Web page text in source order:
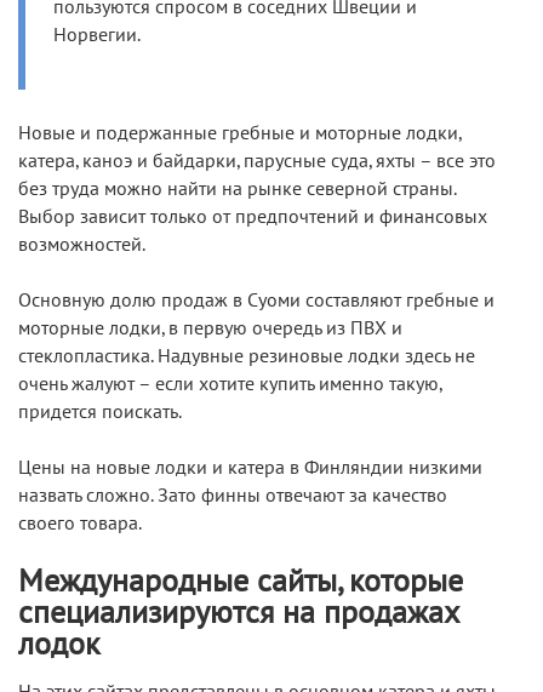
пользуются спросом в соседних Швеции и
Норвегии.
Новые и подержанные гребные и моторные лодки,
катера, каноэ и байдарки, парусные суда, яхты – все это
без труда можно найти на рынке северной страны.
Выбор зависит только от предпочтений и финансовых
возможностей.
Основную долю продаж в Суоми составляют гребные и
моторные лодки, в первую очередь из ПВХ и
стеклопластика. Надувные резиновые лодки здесь не
очень жалуют – если хотите купить именно такую,
придется поискать.
Цены на новые лодки и катера в Финляндии низкими
назвать сложно. Зато финны отвечают за качество
своего товара.
Международные сайты, которые
специализируются на продажах
лодок